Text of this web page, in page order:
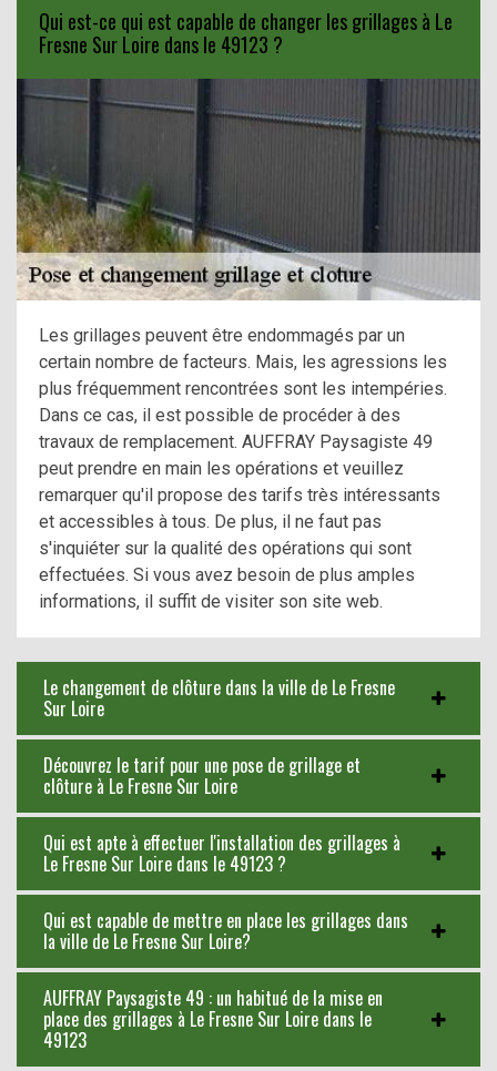
Qui est-ce qui est capable de changer les grillages à Le
Fresne Sur Loire dans le 49123 ?
Les grillages peuvent être endommagés par un
certain nombre de facteurs. Mais, les agressions les
plus fréquemment rencontrées sont les intempéries.
Dans ce cas, il est possible de procéder à des
travaux de remplacement. AUFFRAY Paysagiste 49
peut prendre en main les opérations et veuillez
remarquer qu'il propose des tarifs très intéressants
et accessibles à tous. De plus, il ne faut pas
s'inquiéter sur la qualité des opérations qui sont
effectuées. Si vous avez besoin de plus amples
informations, il suffit de visiter son site web.
Le changement de clôture dans la ville de Le Fresne
Sur Loire
Découvrez le tarif pour une pose de grillage et
clôture à Le Fresne Sur Loire
Qui est apte à effectuer l'installation des grillages à
Le Fresne Sur Loire dans le 49123 ?
Qui est capable de mettre en place les grillages dans
la ville de Le Fresne Sur Loire?
AUFFRAY Paysagiste 49 : un habitué de la mise en
place des grillages à Le Fresne Sur Loire dans le
49123